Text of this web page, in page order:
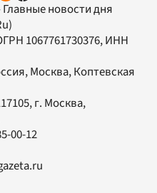
Главные новости дня
1067761730376, ИНН
Москва, Коптевская
, г. Москва,
00-12